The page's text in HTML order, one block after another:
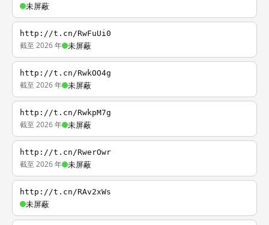
未屏蔽
http://t.cn/RwFuUi0
截至 2026 年 未屏蔽
http://t.cn/RwkOO4g
截至 2026 年 未屏蔽
http://t.cn/RwkpM7g
截至 2026 年 未屏蔽
http://t.cn/RwerOwr
截至 2026 年 未屏蔽
http://t.cn/RAv2xWs
未屏蔽